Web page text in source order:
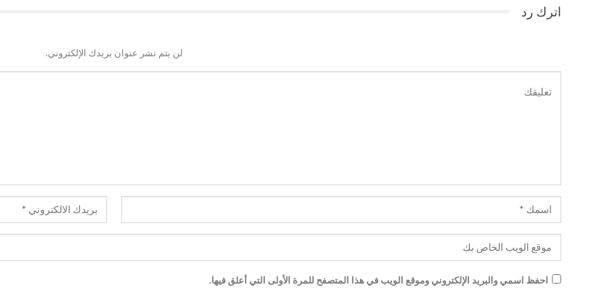
اترك رد
لن يتم نشر عنوان بريدك الإلكتروني.
احفظ اسمي والبريد الإلكتروني وموقع الويب في هذا المتصفح للمرة الأولى التي أعلق فيها.